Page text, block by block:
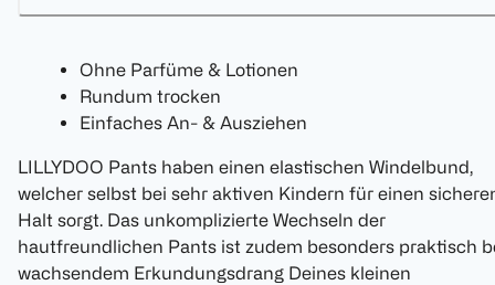
Ohne Parfüme & Lotionen
Rundum trocken
Einfaches An- & Ausziehen
LILLYDOO Pants haben einen elastischen Windelbund,
welcher selbst bei sehr aktiven Kindern für einen
Halt sorgt. Das unkomplizierte Wechseln der
hautfreundlichen Pants ist zudem besonders praktisch
wachsendem Erkundungsdrang Deines kleinen